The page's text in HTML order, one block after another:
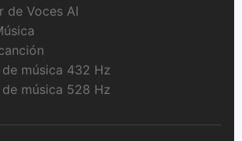
de Voces AI
música 432 Hz
música 528 Hz